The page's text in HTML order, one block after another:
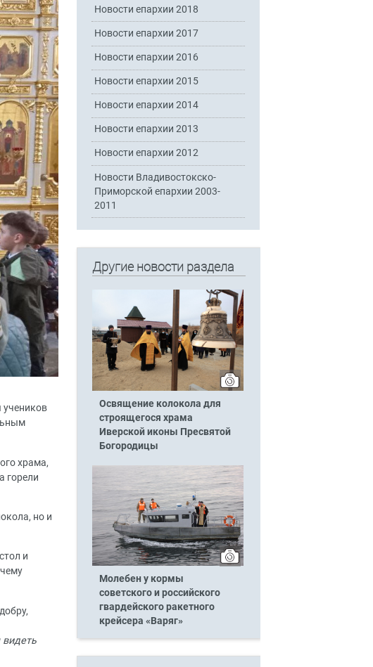
учеников
храма,
горели
но и
и
Новости епархии 2018
Новости епархии 2017
Новости епархии 2016
Новости епархии 2015
Новости епархии 2014
Новости епархии 2013
Новости епархии 2012
Новости Владивостокско-
Приморской епархии 2003-
2011
Другие новости раздела
Освящение колокола для
строящегося храма
Иверской иконы Пресвятой
Богородицы
Молебен у кормы
советского и российского
гвардейского ракетного
крейсера «Варяг»